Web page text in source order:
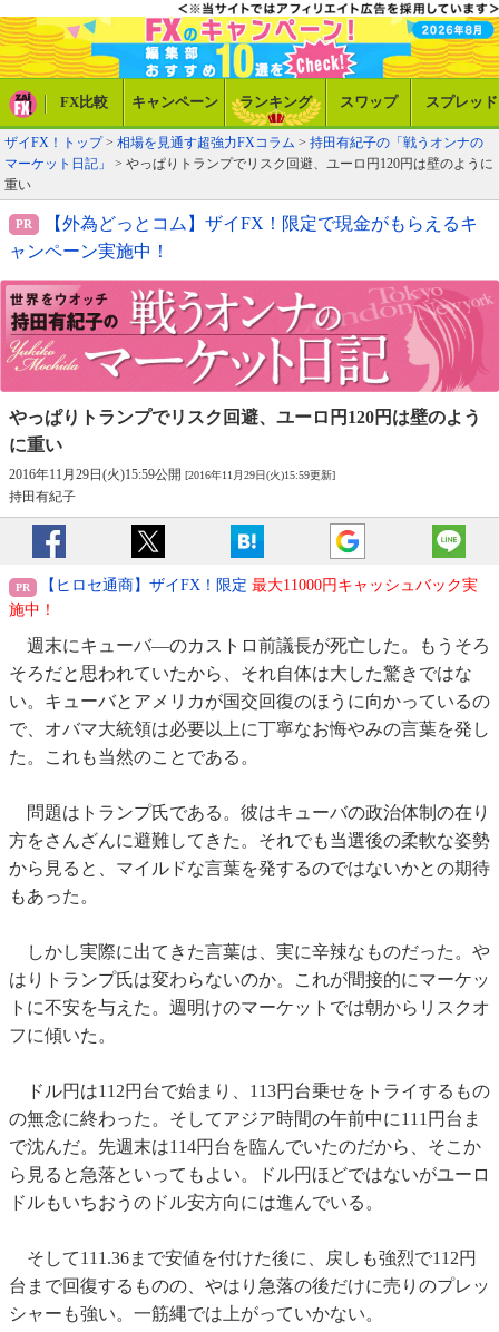
FX比較 キャンペーン ランキング スワップ スプレッド
ザイFX！トップ> 相場を見通す超強力FXコラム > 持田有紀子の「戦うオンナの
マーケット日記」
> やっぱりトランプでリスク回避、ユーロ円120円は壁のように
重い
【外為どっとコム】ザイFX！限定で現金がもらえるキ
ャンペーン実施中！
やっぱりトランプでリスク回避、 ユーロ円120円は壁のよう
に重い
2016年11月29日(火)15:59公開 [2016年11月29日(火)15:59更新]
持田有紀子
【ヒロセ通商】ザイFX！限定 最大11000円キャッシュバック実
施中！
週末にキューバ―のカストロ前議長が死亡した。もうそろ
そろだと思われていたから、それ自体は大した驚きではな
い。キューバとアメリカが国交回復のほうに向かっているの
で、オバマ大統領は必要以上に丁寧なお悔やみの言葉を発し
た。これも当然のことである。
問題はトランプ氏である。彼はキューバの政治体制の在り
方をさんざんに避難してきた。それでも当選後の柔軟な姿勢
から見ると、マイルドな言葉を発するのではないかとの期待
もあった。
しかし実際に出てきた言葉は、実に辛辣なものだった。や
はりトランプ氏は変わらないのか。これが間接的にマーケッ
トに不安を与えた。週明けのマーケットでは朝からリスクオ
フに傾いた。
ドル円は112円台で始まり、113円台乗せをトライするもの
の無念に終わった。そしてアジア時間の午前中に111円台ま
で沈んだ。先週末は114円台を臨んでいたのだから、そこか
ら見ると急落といってもよい。ドル円ほどではないがユーロ
ドルもいちおうのドル安方向には進んでいる。
そして111.36まで安値を付けた後に、戻しも強烈で112円
台まで回復するものの、やはり急落の後だけに売りのプレッ
シャーも強い。一筋縄では上がっていかない。